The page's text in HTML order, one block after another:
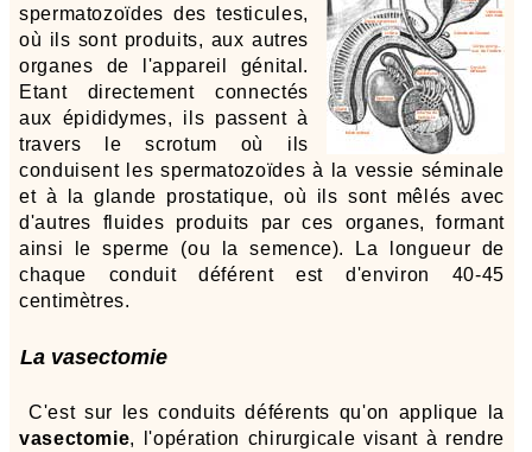
spermatozoïdes des testicules,
où ils sont produits, aux autres
organes de l'appareil génital.
Etant directement connectés
aux épididymes, ils passent à
travers le scrotum où ils
conduisent les spermatozoïdes à la vessie séminale
et à la glande prostatique, où ils sont mêlés avec
d'autres fluides produits par ces organes, formant
ainsi le sperme (ou la semence). La longueur de
chaque conduit déférent est d'environ 40-45
centimètres.
La vasectomie
C'est sur les conduits déférents qu'on applique la
vasectomie, l'opération chirurgicale visant à rendre